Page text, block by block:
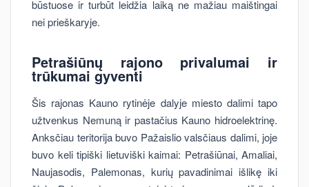
būstuose ir turbūt leidžia laiką ne mažiau maištingai
nei prieškaryje.
Petrašiūnų rajono privalumai ir
trūkumai gyventi
Šis rajonas Kauno rytinėje dalyje miesto dalimi tapo
užtvenkus Nemuną ir pastačius Kauno hidroelektrinę.
Anksčiau teritorija buvo Pažaislio valsčiaus dalimi, joje
buvo keli tipiški lietuviški kaimai: Petrašiūnai, Amaliai,
Naujasodis, Palemonas, kurių pavadinimai išlikę iki